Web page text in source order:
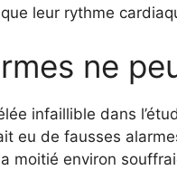
leur rythme
ne
infaillible dans
eu de fausses
moitié environ